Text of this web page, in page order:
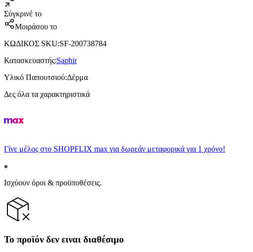
Σύγκρινέ το
Μοιράσου το
ΚΩΔΙΚΟΣ SKU:SF-200738784
Κατασκευαστής:Saphir
Υλικό Παπουτσιού:Δέρμα
Δες όλα τα χαρακτηριστικά
Γίνε μέλος στο SHOPFLIX max για δωρεάν μεταφορικά για 1 χρόνο!
Ισχύουν όροι & προϋποθέσεις.
Το προϊόν δεν ειναι διαθέσιμο